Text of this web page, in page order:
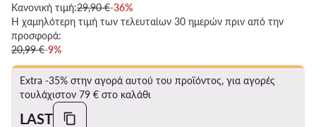
Κανονική τιμή:29,90 €-36%
Η χαμηλότερη τιμή των τελευταίων 30 ημερών πριν από την
προσφορά:
20,99 €-9%
Extra -35% στην αγορά αυτού του προϊόντος, για αγορές
τουλάχιστον 79 € στο καλάθι
LAST